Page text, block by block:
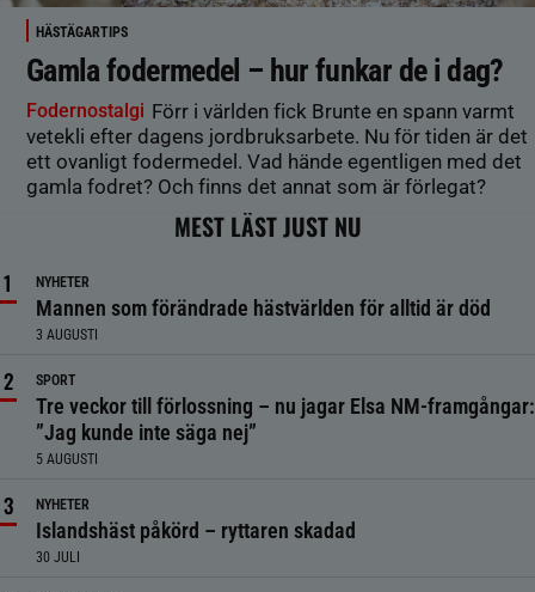
HÄSTÄGARTIPS
Gamla fodermedel – hur funkar de i dag?
Fodernostalgi Förr i världen fick Brunte en spann varmt
vetekli efter dagens jordbruksarbete. Nu för tiden är det
ett ovanligt fodermedel. Vad hände egentligen med det
gamla fodret? Och finns det annat som är förlegat?
MEST LÄST JUST NU
NYHETER
Mannen som förändrade hästvärlden för alltid är död
3 AUGUSTI
SPORT
Tre veckor till förlossning – nu jagar Elsa NM-framgångar:
”Jag kunde inte säga nej”
5 AUGUSTI
NYHETER
Islandshäst påkörd – ryttaren skadad
30 JULI